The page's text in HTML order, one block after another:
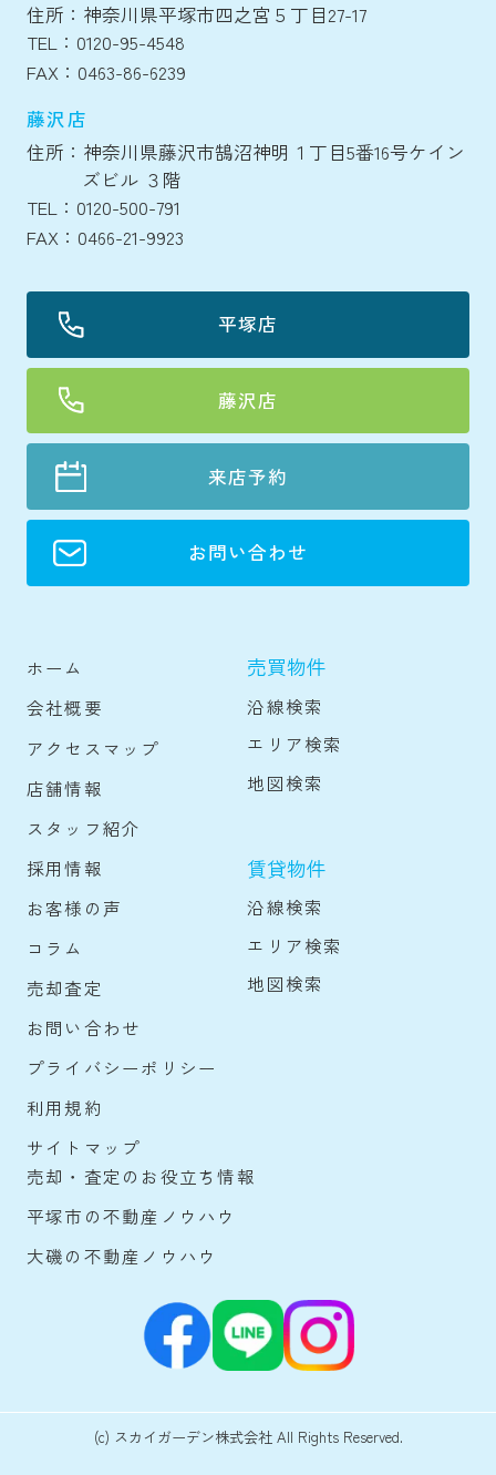
住所：神奈川県平塚市四之宮５丁目27-17
TEL：0120-95-4548
FAX：0463-86-6239
藤沢店
住所：神奈川県藤沢市鵠沼神明１丁目5番16号ケイン
ズビル ３階
TEL：0120-500-791
FAX：0466-21-9923
平塚店
藤沢店
来店予約
お問い合わせ
ホーム
会社概要
アクセスマップ
店舗情報
スタッフ紹介
採用情報
お客様の声
コラム
売却査定
お問い合わせ
プライバシーポリシー
利用規約
サイトマップ
売買物件
沿線検索
エリア検索
地図検索
賃貸物件
沿線検索
エリア検索
地図検索
売却・査定のお役立ち情報
平塚市の不動産ノウハウ
大磯の不動産ノウハウ
(c) スカイガーデン株式会社 All Rights Reserved.